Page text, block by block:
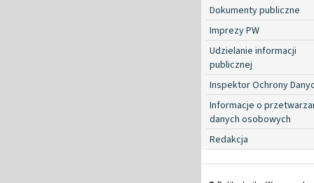
Dokumenty publiczne
Imprezy PW
Udzielanie informacji
publicznej
Inspektor Ochrony
Informacje o
danych osobowych
Redakcja